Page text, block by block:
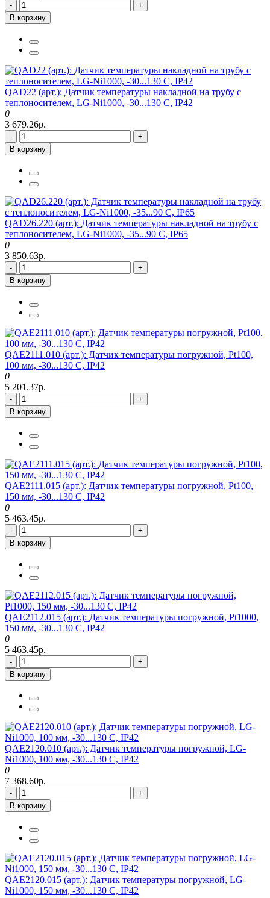
-
+
В корзину
QAD22 (арт.): Датчик температуры накладной на трубу с
теплоносителем, LG-Ni1000, -30...130 C, IP42
0
3 679.26р.
-
+
В корзину
QAD26.220 (арт.): Датчик температуры накладной на трубу с
теплоносителем, LG-Ni1000, -35...90 C, IP65
0
3 850.63р.
-
+
В корзину
QAE2111.010 (арт.): Датчик температуры погружной, Pt100,
100 мм, -30...130 C, IP42
0
5 201.37р.
-
+
В корзину
QAE2111.015 (арт.): Датчик температуры погружной, Pt100,
150 мм, -30...130 C, IP42
0
5 463.45р.
-
+
В корзину
QAE2112.015 (арт.): Датчик температуры погружной, Pt1000,
150 мм, -30...130 C, IP42
0
5 463.45р.
-
+
В корзину
QAE2120.010 (арт.): Датчик температуры погружной, LG-
Ni1000, 100 мм, -30...130 C, IP42
0
7 368.60р.
-
+
В корзину
QAE2120.015 (арт.): Датчик температуры погружной, LG-
Ni1000, 150 мм, -30...130 C, IP42